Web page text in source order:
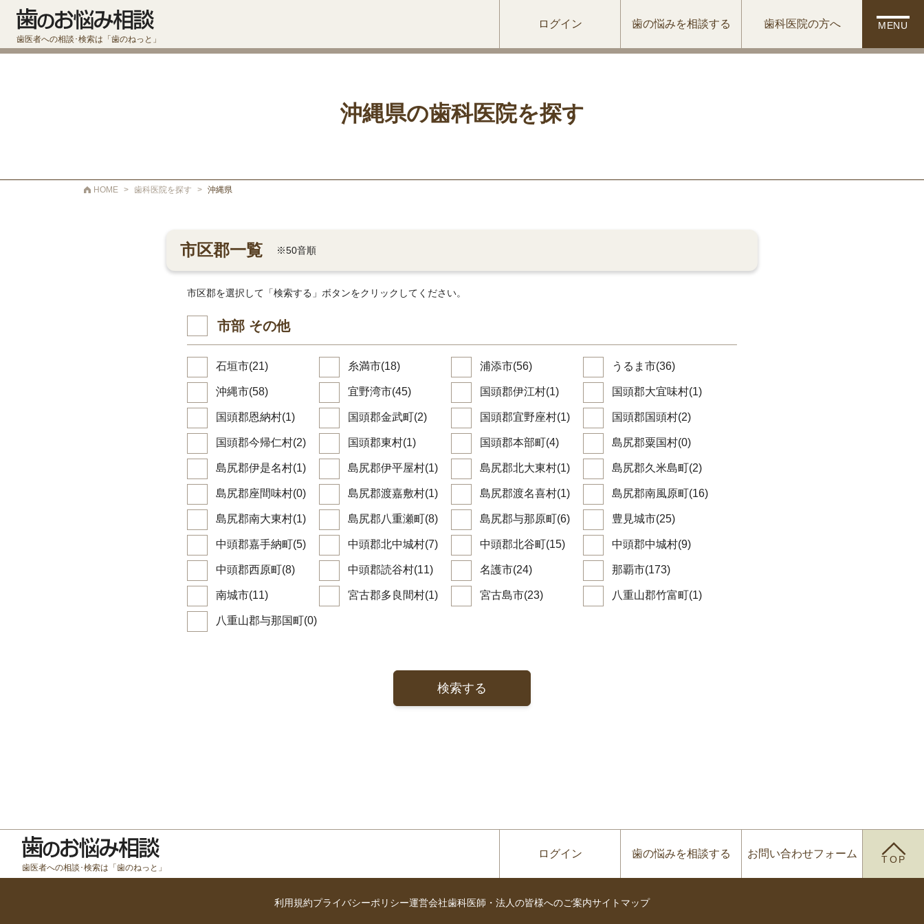
歯医者への相談･検索は「歯のねっと」
ログイン 歯の悩みを相談する 歯科医院の方へ MENU
沖縄県の歯科医院を探す
HOME > 歯科医院を探す > 沖縄県
市区郡一覧 ※50音順
市区郡を選択して「検索する」ボタンをクリックしてください。
市部 その他
石垣市(21) 糸満市(18) 浦添市(56) うるま市(36)
沖縄市(58) 宜野湾市(45) 国頭郡伊江村(1) 国頭郡大宜味村(1)
国頭郡恩納村(1) 国頭郡金武町(2) 国頭郡宜野座村(1) 国頭郡国頭村(2)
国頭郡今帰仁村(2) 国頭郡東村(1) 国頭郡本部町(4) 島尻郡粟国村(0)
島尻郡伊是名村(1) 島尻郡伊平屋村(1) 島尻郡北大東村(1) 島尻郡久米島町(2)
島尻郡座間味村(0) 島尻郡渡嘉敷村(1) 島尻郡渡名喜村(1) 島尻郡南風原町(16)
島尻郡南大東村(1) 島尻郡八重瀬町(8) 島尻郡与那原町(6) 豊見城市(25)
中頭郡嘉手納町(5) 中頭郡北中城村(7) 中頭郡北谷町(15) 中頭郡中城村(9)
中頭郡西原町(8) 中頭郡読谷村(11) 名護市(24) 那覇市(173)
南城市(11) 宮古郡多良間村(1) 宮古島市(23) 八重山郡竹富町(1)
八重山郡与那国町(0)
検索する
歯医者への相談･検索は「歯のねっと」
TOP
ログイン 歯の悩みを相談する お問い合わせフォーム
利用規約プライバシーポリシー運営会社歯科医師・法人の皆様へのご案内サイトマップ